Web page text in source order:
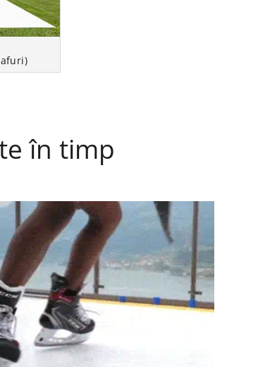
în timp